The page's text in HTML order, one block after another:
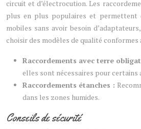
circuit et d’électrocution. Les
plus en plus populaires et permettent
mobiles sans avoir besoin
choisir des modèles de qualité conformes
Raccordements avec terre
elles sont nécessaires pour certains
Raccordements étanches :
dans les zones humides.
Conseils de sécurité